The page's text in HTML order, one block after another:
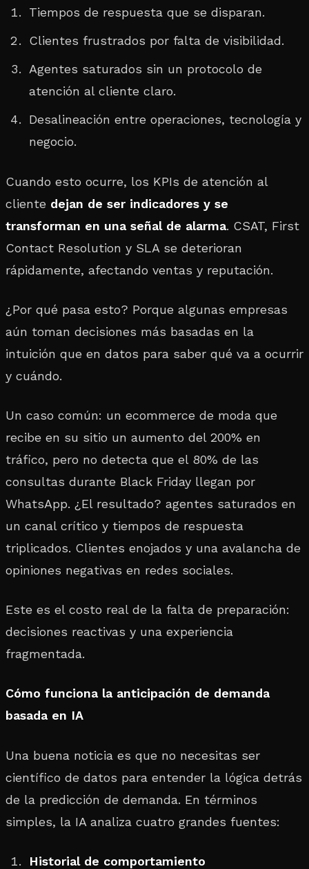
Tiempos de respuesta que se disparan.
Clientes frustrados por falta de visibilidad.
Agentes saturados sin un protocolo de
atención al cliente claro.
Desalineación entre operaciones, tecnología y
negocio.
Cuando esto ocurre, los KPIs de atención al
cliente dejan de ser indicadores y se
transforman en una señal de alarma. CSAT, First
Contact Resolution y SLA se deterioran
rápidamente, afectando ventas y reputación.
¿Por qué pasa esto? Porque algunas empresas
aún toman decisiones más basadas en la
intuición que en datos para saber qué va a ocurrir
y cuándo.
Un caso común: un ecommerce de moda que
recibe en su sitio un aumento del 200% en
tráfico, pero no detecta que el 80% de las
consultas durante Black Friday llegan por
WhatsApp. ¿El resultado? agentes saturados en
un canal crítico y tiempos de respuesta
triplicados. Clientes enojados y una avalancha de
opiniones negativas en redes sociales.
Este es el costo real de la falta de preparación:
decisiones reactivas y una experiencia
fragmentada.
Cómo funciona la anticipación de demanda
basada en IA
Una buena noticia es que no necesitas ser
científico de datos para entender la lógica detrás
de la predicción de demanda. En términos
simples, la IA analiza cuatro grandes fuentes:
Historial de comportamiento